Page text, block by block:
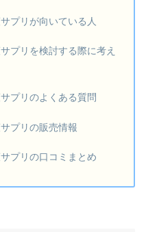
プリが向いている人
プリを検討する際に考え
プリのよくある質問
プリの販売情報
プリの口コミまとめ